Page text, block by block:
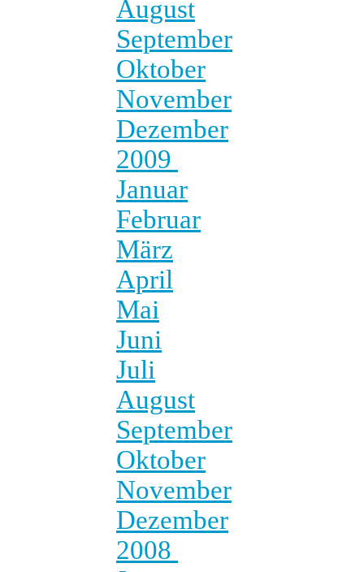
August
September
Oktober
November
Dezember
2009
Januar
Februar
März
April
Mai
Juni
Juli
August
September
Oktober
November
Dezember
2008